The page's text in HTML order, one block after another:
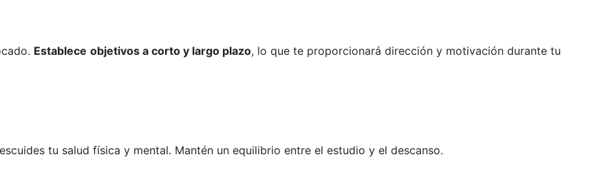
Establece objetivos a corto y largo plazo, lo que te proporcionará dirección y motivación durante tu
tu salud física y mental. Mantén un equilibrio entre el estudio y el descanso.